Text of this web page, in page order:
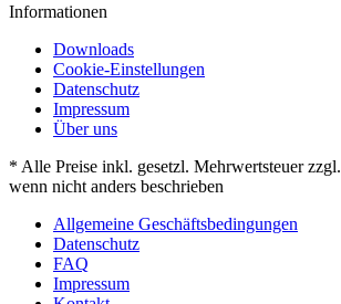
Informationen
Downloads
Cookie-Einstellungen
Datenschutz
Impressum
Über uns
* Alle Preise inkl. gesetzl. Mehrwertsteuer zzgl.
wenn nicht anders beschrieben
Allgemeine Geschäftsbedingungen
Datenschutz
FAQ
Impressum